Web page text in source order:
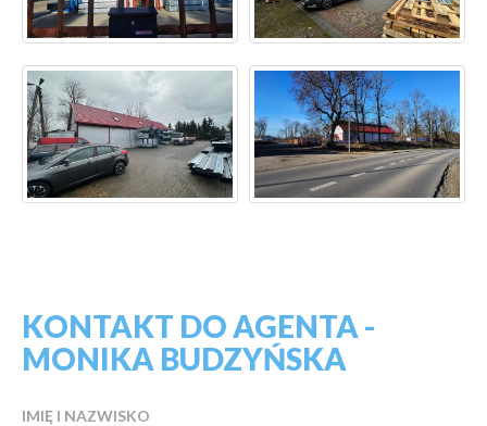
KONTAKT DO AGENTA -
MONIKA BUDZYŃSKA
IMIĘ I NAZWISKO